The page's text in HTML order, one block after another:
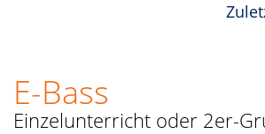
E-Bass
Einzelunterricht oder 2er-